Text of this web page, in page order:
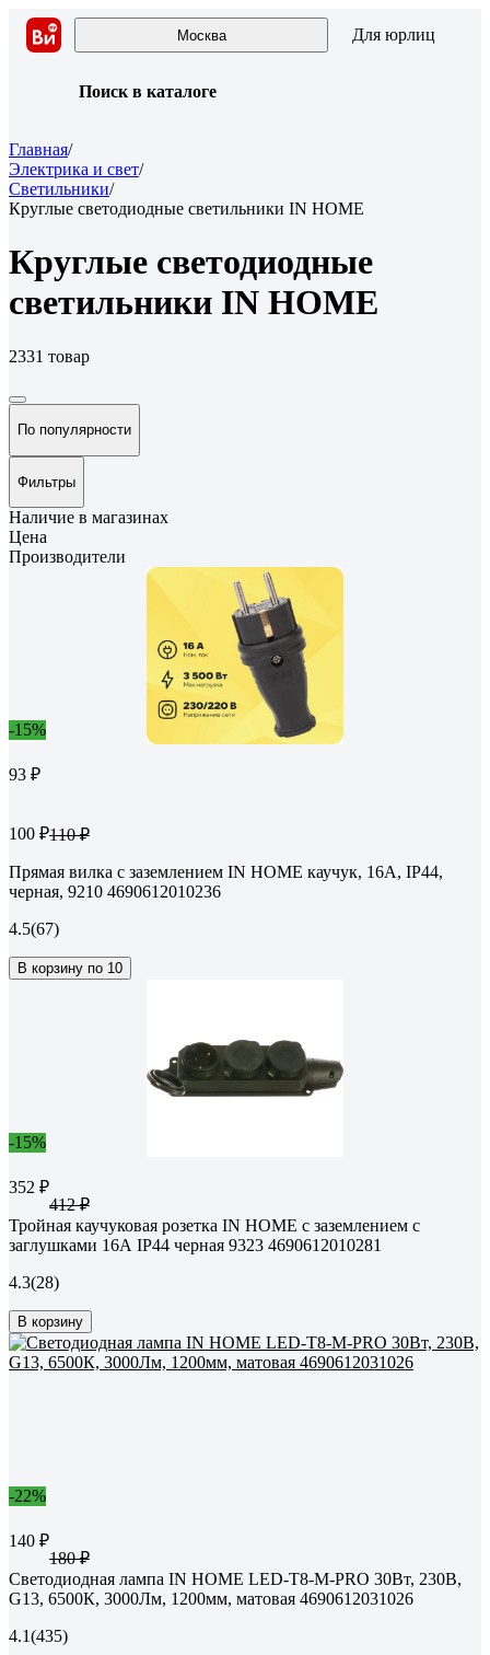
Москва Для юрлиц
Поиск в каталоге
Главная/
Электрика и свет/
Светильники/
Круглые светодиодные светильники IN HOME
Круглые светодиодные
светильники IN HOME
2331 товар
По популярности
Фильтры
Наличие в магазинах
Цена
Производители
-15%
93 ₽
100 ₽110 ₽
Прямая вилка с заземлением IN HOME каучук, 16А, IP44,
черная, 9210 4690612010236
4.5(67)
В корзину по 10
-15%
352 ₽
412 ₽
Тройная каучуковая розетка IN HOME с заземлением с
заглушками 16А IP44 черная 9323 4690612010281
4.3(28)
В корзину
-22%
140 ₽
180 ₽
Светодиодная лампа IN HOME LED-T8-М-PRO 30Вт, 230В,
G13, 6500К, 3000Лм, 1200мм, матовая 4690612031026
4.1(435)